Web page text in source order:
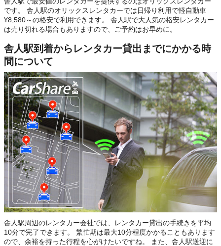
です。 舎人駅のオリックスレンタカーでは日帰り利用で軽自動車
¥8,580～の格安で利用できます。 舎人駅で大人気の格安レンタカー
は売り切れる場合もありますので、ご予約はお早めに。
舎人駅到着からレンタカー貸出までにかかる時
間について
舎人駅周辺のレンタカー会社では、レンタカー貸出の手続きを平均
10分で完了できます。 繁忙期は最大10分程度かかることもあります
ので、余裕を持った行程を心がけたいですね。 また、舎人駅送迎に